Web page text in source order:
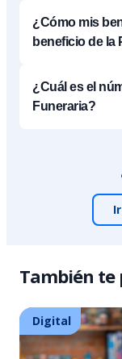
¿Cómo mis
beneficio de la
¿Cuál es el
Funeraria?
También te
Digital